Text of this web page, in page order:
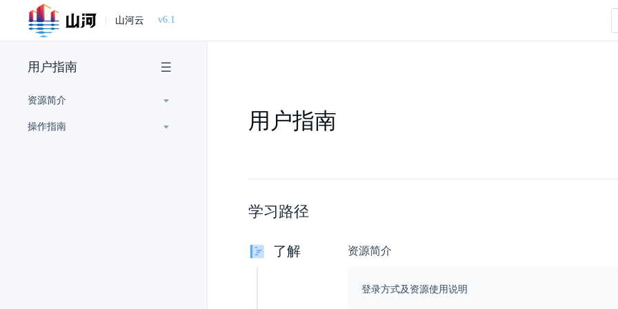
| 山河云 v6.1
用户指南
资源简介
操作指南 用户指南
学习路径
了解 资源简介
登录方式及资源使用说明